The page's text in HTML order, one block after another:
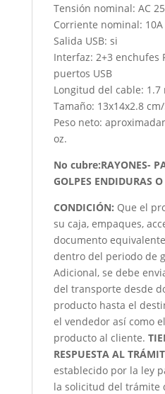
Tensión nominal: AC
Corriente nominal: 10A
Salida USB: si
Interfaz: 2+3 enchufes
puertos USB
Longitud del cable: 1.7
Tamaño: 13x14x2.8
Peso neto:
oz.
No cubre:RAYONES-
GOLPES ENDIDURAS
CONDICIÓN: Que el
su caja, empaques,
documento
dentro del periodo de
Adicional, se debe
del transporte desde
producto hasta el
el vendedor así como
producto al cliente.
RESPUESTA AL
establecido por la ley
la solicitud del trámite